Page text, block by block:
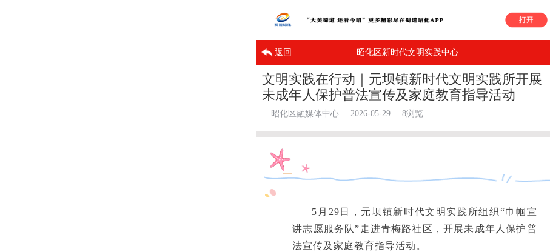
返回 昭化区新时代文明实践中心
文明实践在行动｜元坝镇新时代文明实践所开展
未成年人保护普法宣传及家庭教育指导活动
昭化区融媒体中心 2026-05-29 8浏览
5月29日，元坝镇新时代文明实践所组织“巾帼宣
讲志愿服务队”走进青梅路社区，开展未成年人保护普
法宣传及家庭教育指导活动。